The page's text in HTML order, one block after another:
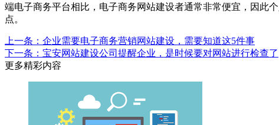
端电子商务平台相比，电子商务网站建设者通常非常便宜，因此
点。
上一条：企业需要电子商务营销网站建设，需要知道这5件事
下一条：宝安网站建设公司提醒企业，是时候要对网站进行检查了
更多精彩内容